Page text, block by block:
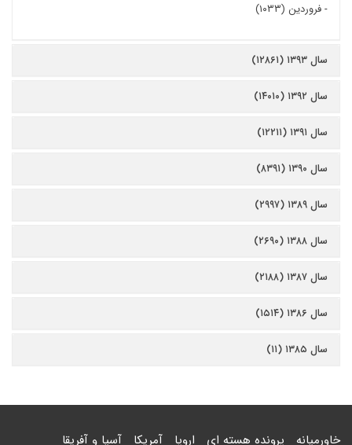
-فروردین (۱۰۳۳)
سال ۱۳۹۳ (۱۲۸۶۱)
سال ۱۳۹۲ (۱۴۰۱۰)
سال ۱۳۹۱ (۱۲۲۱۱)
سال ۱۳۹۰ (۸۳۹۱)
سال ۱۳۸۹ (۲۹۹۷)
سال ۱۳۸۸ (۲۶۹۰)
سال ۱۳۸۷ (۲۱۸۸)
سال ۱۳۸۶ (۱۵۱۴)
سال ۱۳۸۵ (۱۱)
خاورمیانه پرونده هسته ای اروپا آمریکا آسیا و آفریقا